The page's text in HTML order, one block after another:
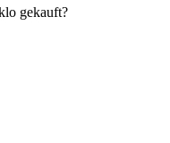
gekauft?